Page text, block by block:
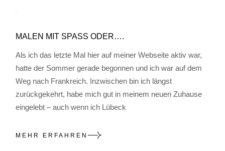
MALEN MIT SPASS ODER….
Als ich das letzte Mal hier auf meiner Webseite aktiv war,
hatte der Sommer gerade begonnen und ich war auf dem
Weg nach Frankreich. Inzwischen bin ich längst
zurückgekehrt, habe mich gut in meinem neuen Zuhause
eingelebt – auch wenn ich Lübeck
MEHR ERFAHREN